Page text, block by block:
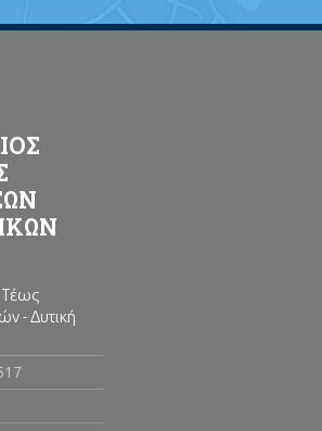
Τέως
- Δυτική